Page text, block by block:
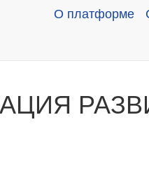
О платформе